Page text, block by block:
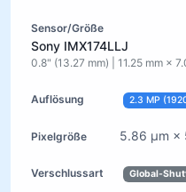
Sony IMX174LLJ
0.8" (13.27 mm) | 11.25 mm ×
2.3 MP
5.86 µm ×
Global-